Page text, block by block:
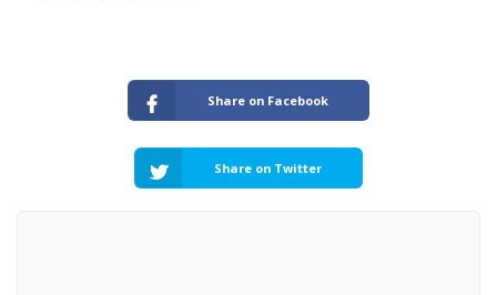
Share on Facebook
Share on Twitter